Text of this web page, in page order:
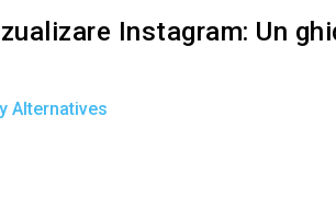
Instagram: Un
Alternatives